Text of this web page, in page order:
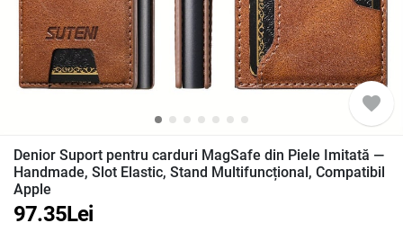
favorite
Denior Suport pentru carduri MagSafe din Piele Imitată —
Handmade, Slot Elastic, Stand Multifuncțional, Compatibil
Apple
97.35Lei